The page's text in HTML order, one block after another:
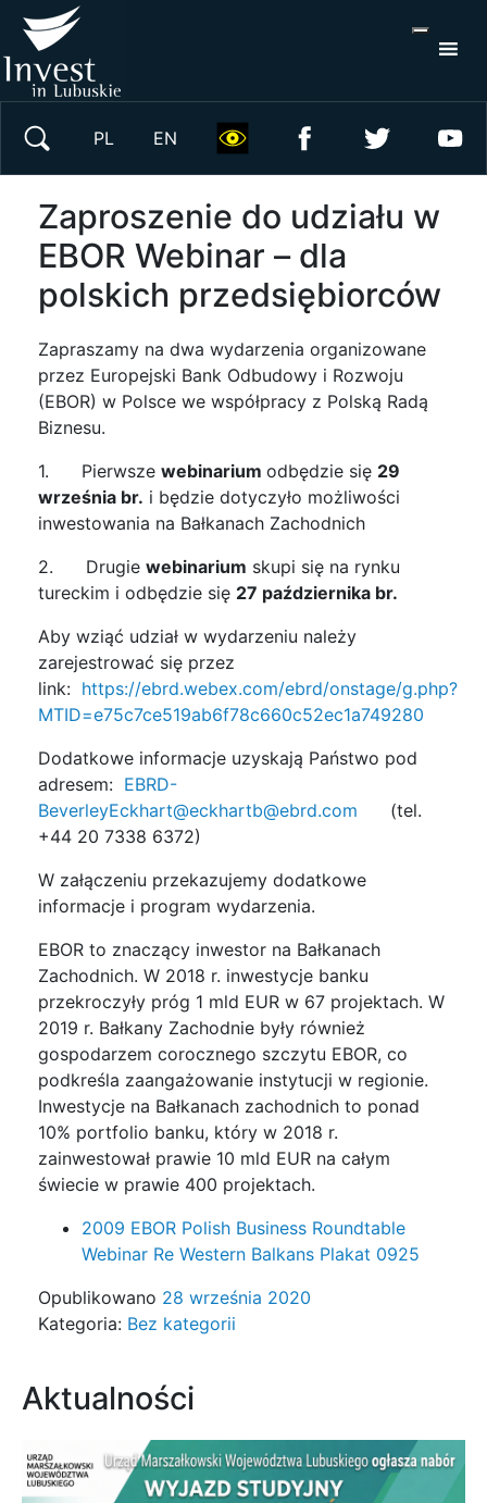
PL EN
Zaproszenie do udziału w
EBOR Webinar – dla
polskich przedsiębiorców
Zapraszamy na dwa wydarzenia organizowane
przez Europejski Bank Odbudowy i Rozwoju
(EBOR) w Polsce we współpracy z Polską Radą
Biznesu.
1. Pierwsze webinarium odbędzie się 29
września br. i będzie dotyczyło możliwości
inwestowania na Bałkanach Zachodnich
2. Drugie webinarium skupi się na rynku
tureckim i odbędzie się 27 października br.
Aby wziąć udział w wydarzeniu należy
zarejestrować się przez
link: https://ebrd.webex.com/ebrd/onstage/g.php?
MTID=e75c7ce519ab6f78c660c52ec1a749280
Dodatkowe informacje uzyskają Państwo pod
adresem: EBRD-
BeverleyEckhart@eckhartb@ebrd.com (tel.
+44 20 7338 6372)
W załączeniu przekazujemy dodatkowe
informacje i program wydarzenia.
EBOR to znaczący inwestor na Bałkanach
Zachodnich. W 2018 r. inwestycje banku
przekroczyły próg 1 mld EUR w 67 projektach. W
2019 r. Bałkany Zachodnie były również
gospodarzem corocznego szczytu EBOR, co
podkreśla zaangażowanie instytucji w regionie.
Inwestycje na Bałkanach zachodnich to ponad
10% portfolio banku, który w 2018 r.
zainwestował prawie 10 mld EUR na całym
świecie w prawie 400 projektach.
2009 EBOR Polish Business Roundtable
Webinar Re Western Balkans Plakat 0925
Opublikowano 28 września 2020
Kategoria: Bez kategorii
Aktualności
Wyszukaj w serwisie